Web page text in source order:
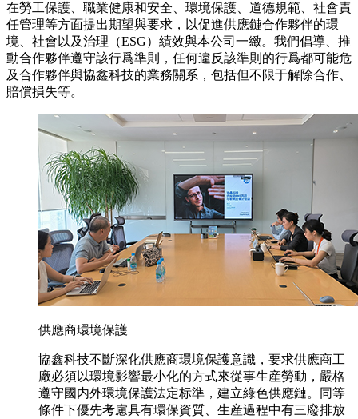
在勞工保護、職業健康和安全、環境保護、道德規範、社會責
任管理等方面提出期望與要求，以促進供應鏈合作夥伴的環
境、社會以及治理（ESG）績效與本公司一緻。我們倡導、推
動合作夥伴遵守該行爲準則，任何違反該準則的行爲都可能危
及合作夥伴與協鑫科技的業務關系，包括但不限于解除合作、
賠償損失等。
供應商環境保護
協鑫科技不斷深化供應商環境保護意識，要求供應商工
廠必須以環境影響最小化的方式來從事生産勞動，嚴格
遵守國内外環境保護法定标準，建立綠色供應鏈。同等
條件下優先考慮具有環保資質、生産過程中有三廢排放